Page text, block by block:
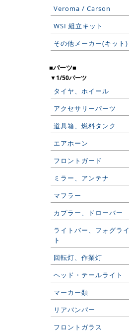
Veroma / Carson
WSI 組立キット
その他メーカー(キット)
■パーツ■
▼1/50パーツ
タイヤ、ホイール
アクセサリーパーツ
道具箱、燃料タンク
エアホーン
フロントガード
ミラー、アンテナ
マフラー
カプラー、ドローバー
ライトバー、フォグライ
ト
回転灯、作業灯
ヘッド・テールライト
マーカー類
リアバンパー
フロントガラス